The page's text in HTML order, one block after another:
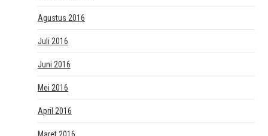
Agustus 2016
Juli 2016
Juni 2016
Mei 2016
April 2016
Maret 2016